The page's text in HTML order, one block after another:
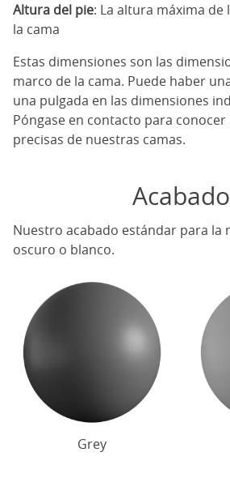
Altura del pie: La altura máxima de
la cama
Estas dimensiones son las
marco de la cama. Puede haber
una pulgada en las dimensiones
Póngase en contacto para
precisas de nuestras camas.
Acabado
Nuestro acabado estándar para la
oscuro o blanco.
Grey